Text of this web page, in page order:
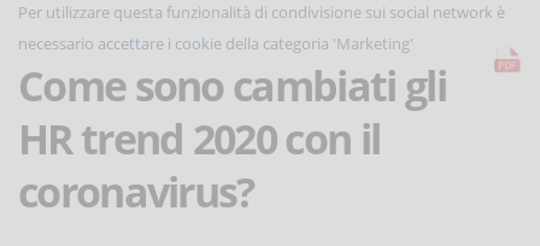
Per utilizzare questa funzionalità di condivisione sui social network è
necessario accettare i cookie della categoria 'Marketing'
Come sono cambiati gli
HR trend 2020 con il
coronavirus?